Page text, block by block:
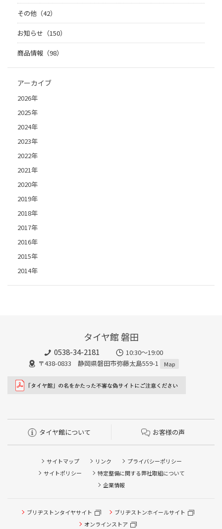
その他（42）
お知らせ（150）
商品情報（98）
アーカイブ
2026年
2025年
2024年
2023年
2022年
2021年
2020年
2019年
2018年
2017年
2016年
2015年
2014年
タイヤ館 磐田
0538-34-2181
10:30～19:00
〒438-0833 静岡県磐田市弥藤太島559-1
Map
タイヤ館について お客様の声
サイトマップ リンク
プライバシーポリシー
サイトポリシー
特定整備に関する弊社取組について
企業情報
ブリヂストンタイヤサイト
ブリヂストンホイールサイト
オンラインストア
タイヤ点検・安全点検/タイヤ履き替え/オイル交換/その他
ピット作業の予約